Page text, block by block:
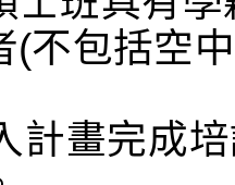
(不包括空
計畫完成